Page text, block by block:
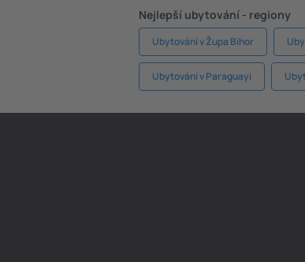
Nejlepší ubytování - regiony
Ubytování v Župa Bihor
Ubytování v Paraguayi